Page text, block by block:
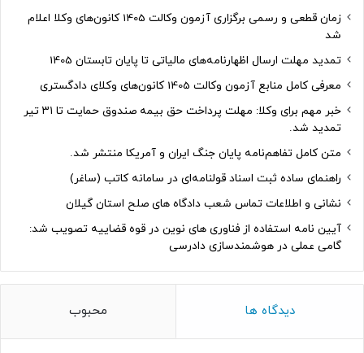
زمان قطعی و رسمی برگزاری آزمون وکالت 1405 کانون‌های وکلا اعلام
شد
تمدید مهلت ارسال اظهارنامه‌های مالیاتی تا پایان تابستان 1405
معرفی کامل منابع آزمون وکالت 1405 کانون‌های وکلای دادگستری
خبر مهم برای وکلا: مهلت پرداخت حق بیمه صندوق حمایت تا ۳۱ تیر
تمدید شد.
متن کامل تفاهم‌نامه پایان جنگ ایران و آمریکا منتشر شد.
راهنمای ساده ثبت اسناد قولنامه‌ای در سامانه کاتب (ساغر)
نشانی و اطلاعات تماس شعب دادگاه های صلح استان گیلان
آیین نامه استفاده از فناوری های نوین در قوه قضاییه تصویب شد:
گامی عملی در هوشمندسازی دادرسی
دیدگاه ها محبوب